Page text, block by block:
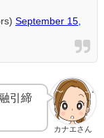
September 15,
カナエさん
引締